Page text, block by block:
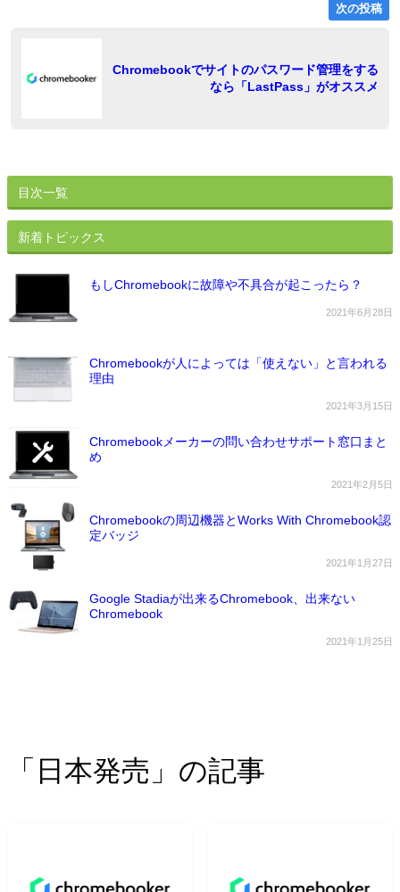
次の投稿
Chromebookでサイトのパスワード管理をする
なら「LastPass」がオススメ
目次一覧
新着トピックス
もしChromebookに故障や不具合が起こったら？
2021年6月28日
Chromebookが人によっては「使えない」と言われる
理由
2021年3月15日
Chromebookメーカーの問い合わせサポート窓口まと
め
2021年2月5日
Chromebookの周辺機器とWorks With Chromebook認
定バッジ
2021年1月27日
Google Stadiaが出来るChromebook、出来ない
Chromebook
2021年1月25日
「日本発売」の記事